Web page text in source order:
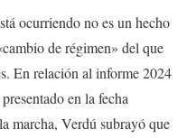
ocurriendo no es un hecho
de régimen» del que
En relación al informe 2024
en la fecha
marcha, Verdú subrayó que